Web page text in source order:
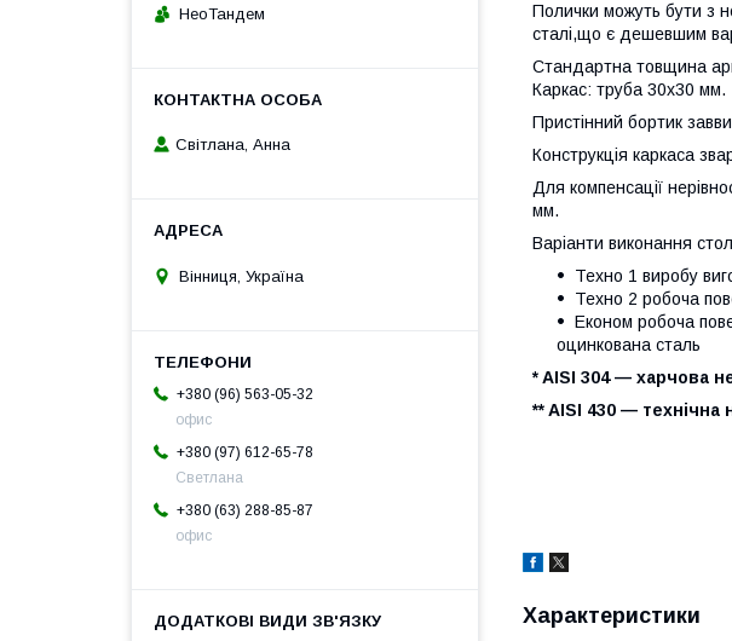
Полички можуть бути з
сталі,що є дешевшим
Стандартна товщина
Каркас: труба 30х30 мм.
Пристінний бортик
Конструкція каркаса
Для компенсації
мм.
Варіанти виконання
Техно 1 виробу
Техно 2 робоча
Економ робоча
оцинкована сталь
* AISI 304 — харчова
** AISI 430 — технічна
Характеристики
НеоТандем
Світлана, Анна
Вінниця, Україна
+380 (96) 563-05-32
офис
+380 (97) 612-65-78
Светлана
+380 (63) 288-85-87
офис